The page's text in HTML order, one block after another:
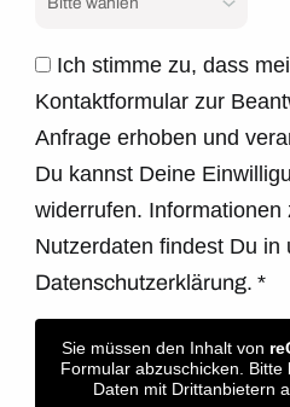
Ich stimme zu, dass
Kontaktformular zur
Anfrage erhoben und
Du kannst Deine
widerrufen. Informationen
Nutzerdaten findest Du in
Datenschutzerklärung.*
Sie müssen den Inhalt von
Formular abzuschicken.
Daten mit Drittanbietern